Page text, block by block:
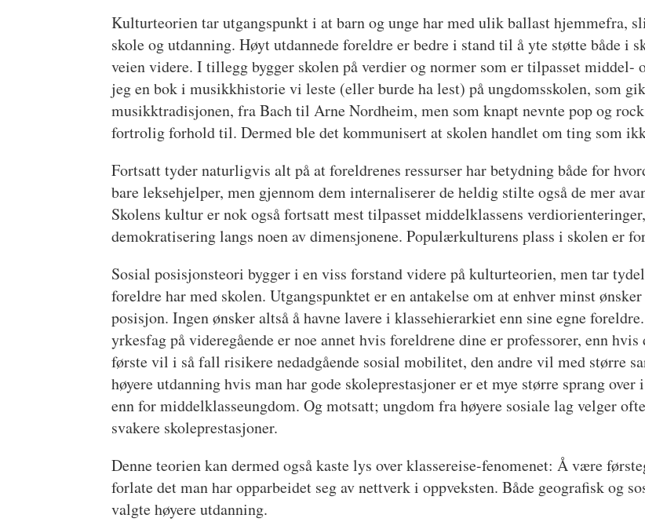
Kulturteorien tar utgangspunkt i at barn og unge har med ulik ballast hjemmefra,
skole og utdanning. Høyt utdannede foreldre er bedre i stand til å yte støtte både i
veien videre. I tillegg bygger skolen på verdier og normer som er tilpasset middel-
jeg en bok i musikkhistorie vi leste (eller burde ha lest) på ungdomsskolen, som
musikktradisjonen, fra Bach til Arne Nordheim, men som knapt nevnte pop og
fortrolig forhold til. Dermed ble det kommunisert at skolen handlet om ting som
Fortsatt tyder naturligvis alt på at foreldrenes ressurser har betydning både for
bare leksehjelper, men gjennom dem internaliserer de heldig stilte også de mer
Skolens kultur er nok også fortsatt mest tilpasset middelklassens
demokratisering langs noen av dimensjonene. Populærkulturens plass i skolen er
Sosial posisjonsteori bygger i en viss forstand videre på kulturteorien, men tar
foreldre har med skolen. Utgangspunktet er en antakelse om at enhver minst
posisjon. Ingen ønsker altså å havne lavere i klassehierarkiet enn sine egne
yrkesfag på videregående er noe annet hvis foreldrene dine er professorer, enn
første vil i så fall risikere nedadgående sosial mobilitet, den andre vil med større
høyere utdanning hvis man har gode skoleprestasjoner er et mye større sprang
enn for middelklasseungdom. Og motsatt; ungdom fra høyere sosiale lag velger
svakere skoleprestasjoner.
Denne teorien kan dermed også kaste lys over klassereise-fenomenet: Å være
forlate det man har opparbeidet seg av nettverk i oppveksten. Både geografisk og
valgte høyere utdanning.